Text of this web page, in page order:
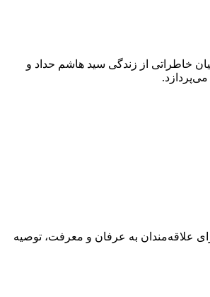
خاطراتی از زندگی سید هاشم حداد و
علاقه‌مندان به عرفان و معرفت، توصیه